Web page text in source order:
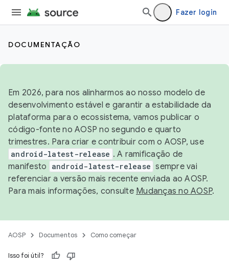
Fazer login
DOCUMENTAÇÃO
Em 2026, para nos alinharmos ao nosso modelo de
desenvolvimento estável e garantir a estabilidade da
plataforma para o ecossistema, vamos publicar o
código-fonte no AOSP no segundo e quarto
trimestres. Para criar e contribuir com o AOSP, use
android-latest-release . A ramificação de
manifesto
android-latest-release sempre vai
referenciar a versão mais recente enviada ao AOSP.
Para mais informações, consulte Mudanças no AOSP.
AOSP Documentos Como começar
Isso foi útil?